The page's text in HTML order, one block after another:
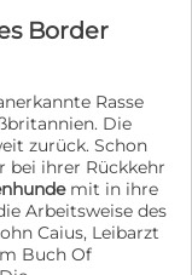
Border
Rasse
Die
zurück. Schon
bei ihrer Rückkehr
mit in ihre
Arbeitsweise des
Caius, Leibarzt
Buch Of